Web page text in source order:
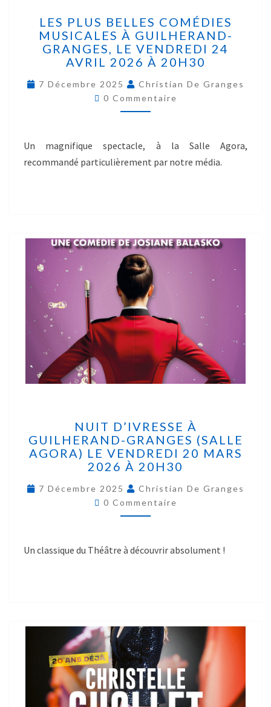
LES PLUS BELLES COMÉDIES
MUSICALES À GUILHERAND-
GRANGES, LE VENDREDI 24
AVRIL 2026 À 20H30
7 Décembre 2025
Christian De Granges
0 Commentaire
Un magnifique spectacle, à la Salle Agora,
recommandé particulièrement par notre média.
NUIT D’IVRESSE À
GUILHERAND-GRANGES (SALLE
AGORA) LE VENDREDI 20 MARS
2026 À 20H30
7 Décembre 2025
Christian De Granges
0 Commentaire
Un classique du Théâtre à découvrir absolument !